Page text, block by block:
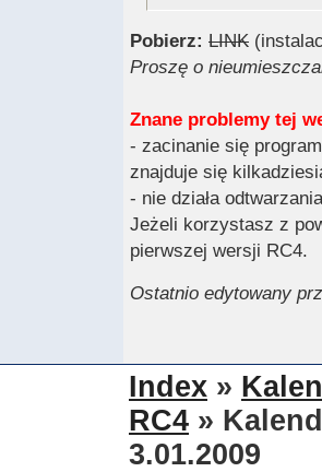
Pobierz: LINK
Proszę o
Znane problemy tej
- zacinanie się
znajduje się
- nie działa
Jeżeli korzystasz z
pierwszej wersji RC4.
Ostatnio edytowany
Index »
RC4 »
3.01.2009